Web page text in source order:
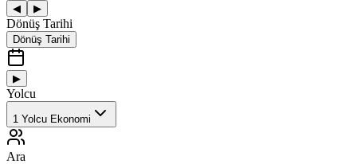
◀ ▶
Dönüş Tarihi
Dönüş Tarihi
▶
Yolcu
1 Yolcu Ekonomi
Ara